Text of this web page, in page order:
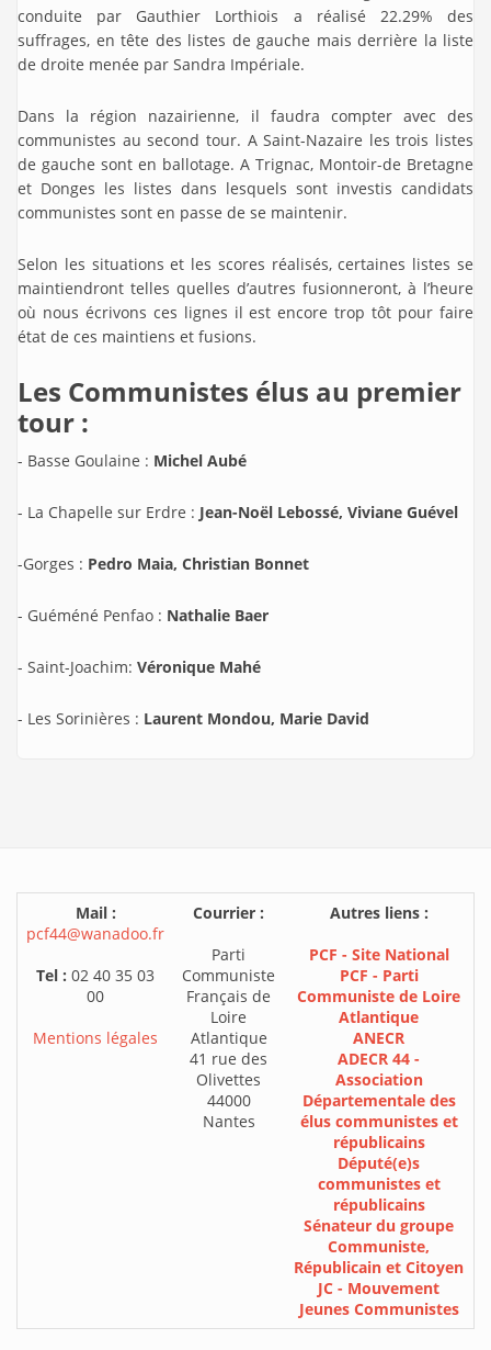
conduite par Gauthier Lorthiois a réalisé 22.29% des
suffrages, en tête des listes de gauche mais derrière la liste
de droite menée par Sandra Impériale.
Dans la région nazairienne, il faudra compter avec des
communistes au second tour. A Saint-Nazaire les trois listes
de gauche sont en ballotage. A Trignac, Montoir-de Bretagne
et Donges les listes dans lesquels sont investis candidats
communistes sont en passe de se maintenir.
Selon les situations et les scores réalisés, certaines listes se
maintiendront telles quelles d’autres fusionneront, à l’heure
où nous écrivons ces lignes il est encore trop tôt pour faire
état de ces maintiens et fusions.
Les Communistes élus au premier
tour :
- Basse Goulaine : Michel Aubé
- La Chapelle sur Erdre : Jean-Noël Lebossé, Viviane Guével
-Gorges : Pedro Maia, Christian Bonnet
- Guéméné Penfao : Nathalie Baer
- Saint-Joachim: Véronique Mahé
- Les Sorinières : Laurent Mondou, Marie David
Mail :
pcf44@wanadoo.fr
Tel : 02 40 35 03
00
Mentions légales
Courrier :
Parti
Communiste
Français de
Loire
Atlantique
41 rue des
Olivettes
44000
Nantes
Autres liens :
PCF - Site National
PCF - Parti
Communiste de Loire
Atlantique
ANECR
ADECR 44 -
Association
Départementale des
élus communistes et
républicains
Député(e)s
communistes et
républicains
Sénateur du groupe
Communiste,
Républicain et Citoyen
JC - Mouvement
Jeunes Communistes